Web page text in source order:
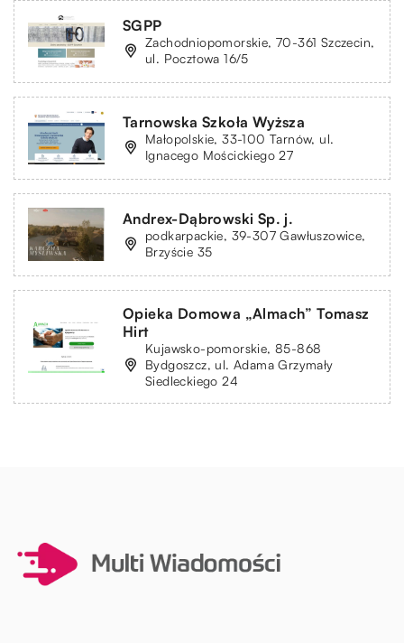
SGPP
Zachodniopomorskie, 70-361 Szczecin,
ul. Pocztowa 16/5
Tarnowska Szkoła Wyższa
Małopolskie, 33-100 Tarnów, ul.
Ignacego Mościckiego 27
Andrex-Dąbrowski Sp. j.
podkarpackie, 39-307 Gawłuszowice,
Brzyście 35
Opieka Domowa „Almach” Tomasz
Hirt
Kujawsko-pomorskie, 85-868
Bydgoszcz, ul. Adama Grzymały
Siedleckiego 24